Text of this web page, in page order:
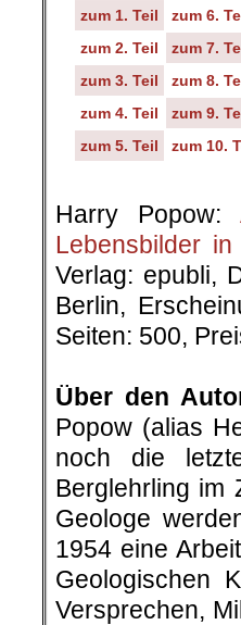
zum 1. Teil zum 6.
zum 2. Teil
zum 7.
zum 3. Teil
zum 8.
zum 4. Teil
zum 9.
zum 5. Teil
zum 10.
Harry Popow:
Lebensbilder
Verlag: epubli,
Berlin,
Seiten: 500,
Über den
Popow (alias
noch die
Berglehrling im
Geologe
1954 eine
Geologischen
Versprechen,